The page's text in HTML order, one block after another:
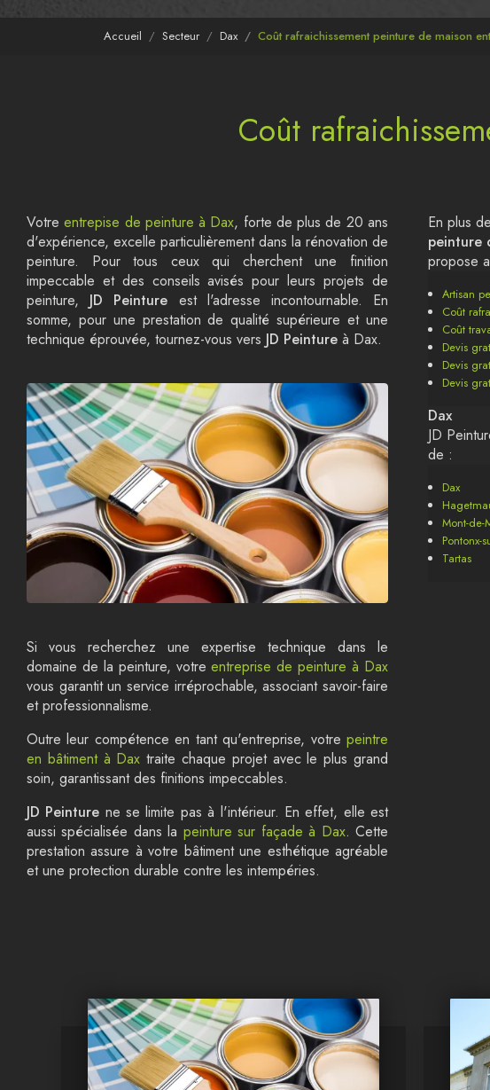
Accueil Secteur Dax Coût rafraichissement peinture de maison
Coût
Votreentrepise de peinture à Dax, forte de plus de 20 ans
d'expérience, excelle particulièrement dans la rénovation de
peinture. Pour tous ceux qui cherchent une finition
impeccable et des conseils avisés pour leurs projets de
peinture, JD Peinture est l'adresse incontournable. En
somme, pour une prestation de qualité supérieure et une
technique éprouvée, tournez-vous vers JD Peinture à Dax.
Si vous recherchez une expertise technique dans le
domaine de la peinture, votreentreprise de peinture à Dax
vous garantit un service irréprochable, associant savoir-faire
et professionnalisme.
Outre leur compétence en tant qu'entreprise, votre peintre
en bâtiment à Dax traite chaque projet avec le plus grand
soin, garantissant des finitions impeccables.
JD Peinture ne se limite pas à l'intérieur. En effet, elle est
aussi spécialisée dans la peinture sur façade à Dax. Cette
prestation assure à votre bâtiment une esthétique agréable
et une protection durable contre les intempéries.
En plus
peinture
propose
Artisan
Coût
Coût
Devis
Devis
Devis
Dax
JD
de :
Dax
Mont-de-
Pontonx-
Tartas